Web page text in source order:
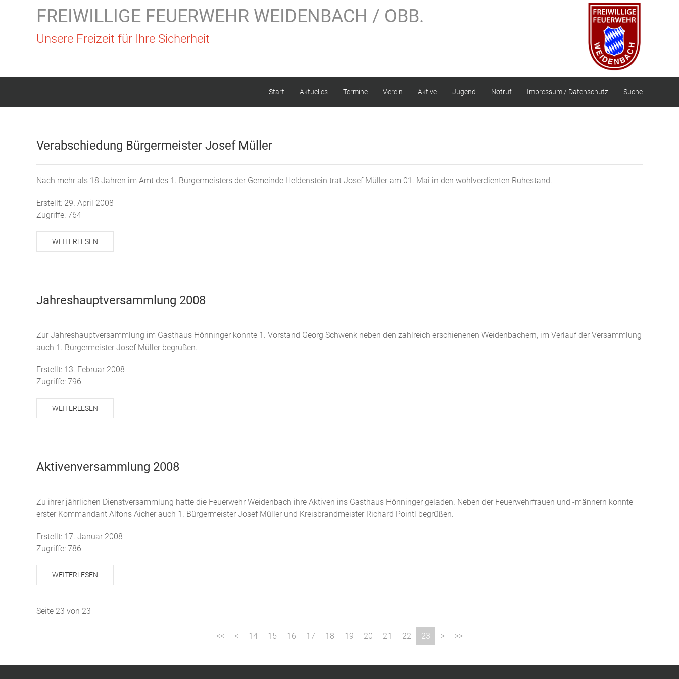
FREIWILLIGE FEUERWEHR WEIDENBACH / OBB.
Unsere Freizeit für Ihre Sicherheit
Start Aktuelles Termine Verein Aktive Jugend Notruf Impressum / Datenschutz Suche
Verabschiedung Bürgermeister Josef Müller
Nach mehr als 18 Jahren im Amt des 1. Bürgermeisters der Gemeinde Heldenstein trat Josef Müller am 01. Mai in den wohlverdienten Ruhestand.
Erstellt: 29. April 2008
Zugriffe: 764
WEITERLESEN
Jahreshauptversammlung 2008
Zur Jahreshauptversammlung im Gasthaus Hönninger konnte 1. Vorstand Georg Schwenk neben den zahlreich erschienenen Weidenbachern, im Verlauf der Versammlung
auch 1. Bürgermeister Josef Müller begrüßen.
Erstellt: 13. Februar 2008
Zugriffe: 796
WEITERLESEN
Aktivenversammlung 2008
Zu ihrer jährlichen Dienstversammlung hatte die Feuerwehr Weidenbach ihre Aktiven ins Gasthaus Hönninger geladen. Neben der Feuerwehrfrauen und -männern konnte
erster Kommandant Alfons Aicher auch 1. Bürgermeister Josef Müller und Kreisbrandmeister Richard Pointl begrüßen.
Erstellt: 17. Januar 2008
Zugriffe: 786
WEITERLESEN
Seite 23 von 23
14 15 16 17 18 19 20 21 22 23